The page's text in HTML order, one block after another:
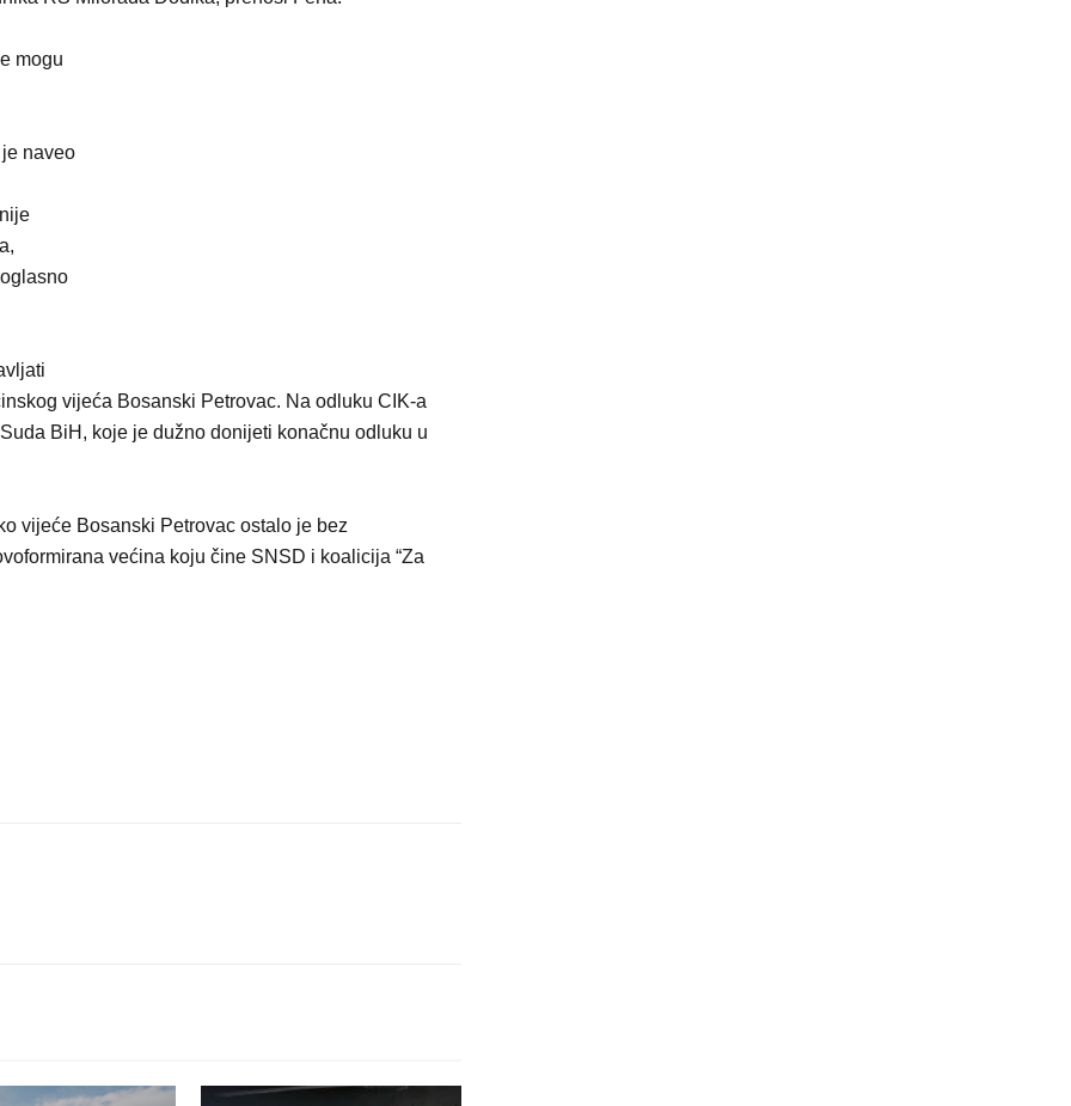
mogu
naveo
vijeća Bosanski Petrovac. Na odluku CIK-a
BiH, koje je dužno donijeti konačnu odluku u
vijeće Bosanski Petrovac ostalo je bez
većina koju čine SNSD i koalicija “Za